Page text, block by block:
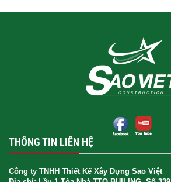
THÔNG TIN LIÊN HỆ
Công ty TNHH Thiết Kế Xây Dựng Sao Việt